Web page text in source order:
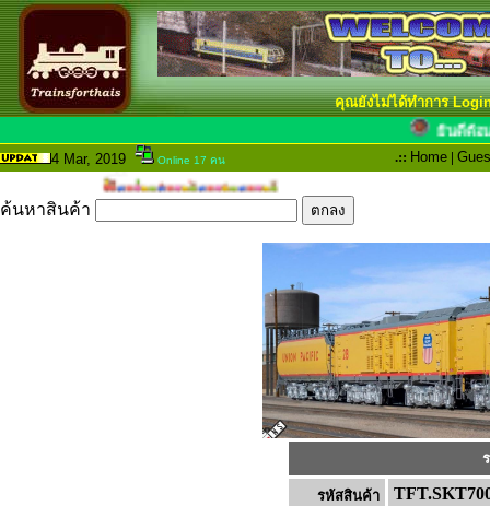
คุณยังไม่ได้ทำการ
ยินดี
4 Mar, 2019 Online 17 คน .:: Home |
ค้นหาสินค้า
รหัสสินค้า